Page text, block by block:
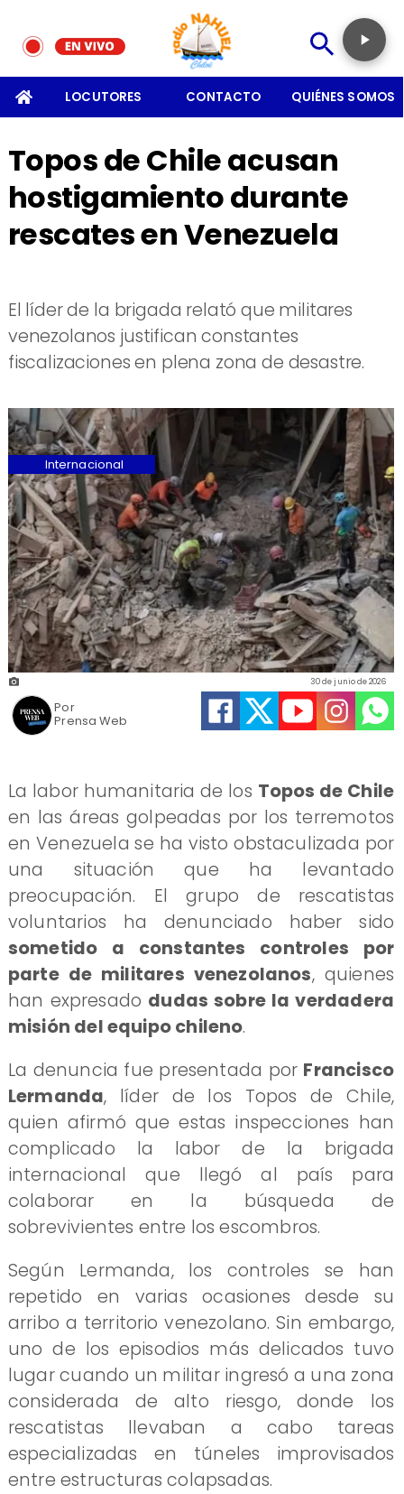
LOCUTORES CONTACTO QUIÉNES SOMOS
Topos de Chile acusan
hostigamiento durante
rescates en Venezuela
El líder de la brigada relató que militares
venezolanos justifican constantes
fiscalizaciones en plena zona de desastre.
Prensa Web
30 de junio de 2026
Internacional
Por
La labor humanitaria de los Topos de Chile
en las áreas golpeadas por los terremotos
en Venezuela se ha visto obstaculizada por
una situación que ha levantado
preocupación. El grupo de rescatistas
voluntarios ha denunciado haber sido
sometido a constantes controles por
parte de militares venezolanos, quienes
han expresado dudas sobre la verdadera
misión del equipo chileno.
La denuncia fue presentada por Francisco
Lermanda, líder de los Topos de Chile,
quien afirmó que estas inspecciones han
complicado la labor de la brigada
internacional que llegó al país para
colaborar en la búsqueda de
sobrevivientes entre los escombros.
Según Lermanda, los controles se han
repetido en varias ocasiones desde su
arribo a territorio venezolano. Sin embargo,
uno de los episodios más delicados tuvo
lugar cuando un militar ingresó a una zona
considerada de alto riesgo, donde los
rescatistas llevaban a cabo tareas
especializadas en túneles improvisados
entre estructuras colapsadas.